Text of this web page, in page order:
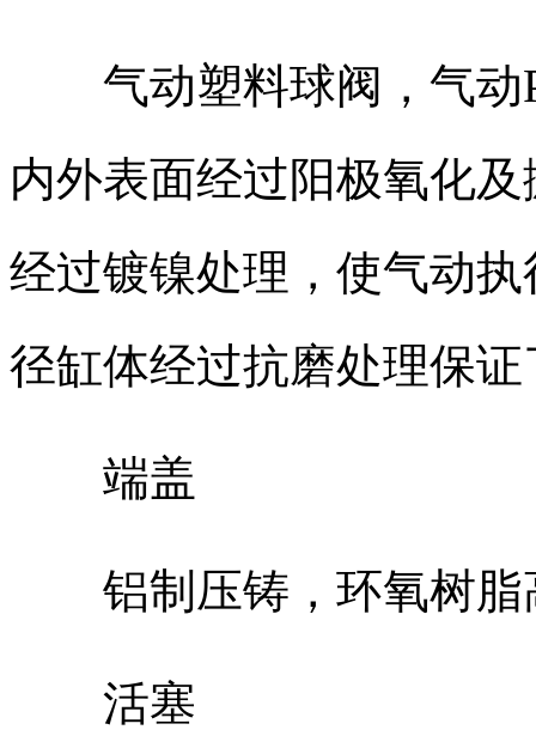
气动塑料球阀，气动
内外表面经过阳极氧化
经过镀镍处理，使气动
径缸体经过抗磨处理保
端盖
铝制压铸，环氧树脂
活塞